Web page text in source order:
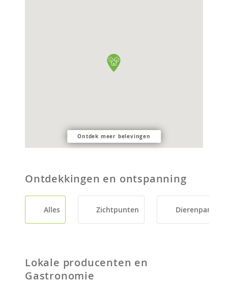
Ontdek meer belevingen
Ontdekkingen en ontspanning
Alles Zichtpunten Dierenparken
Lokale producenten en
Gastronomie